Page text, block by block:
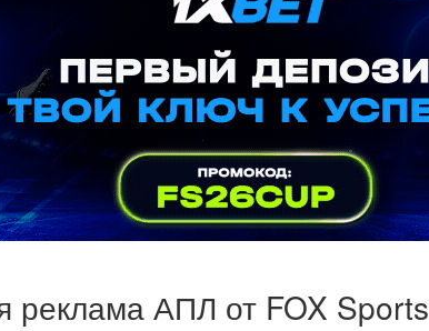
реклама АПЛ от FOX Sports